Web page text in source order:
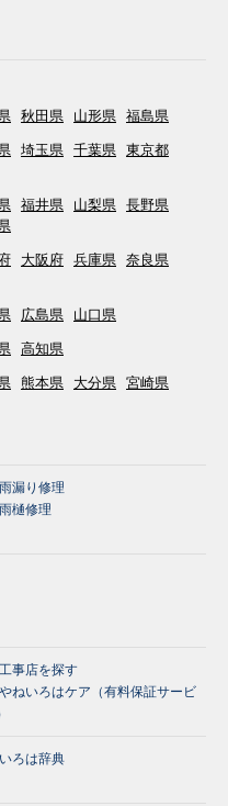
秋田県 山形県 福島県
埼玉県 千葉県 東京都
福井県 山梨県 長野県
大阪府 兵庫県 奈良県
広島県 山口県
高知県
熊本県 大分県 宮崎県
雨漏り修理
雨樋修理
工事店を探す
やねいろはケア（有料保証サービ
いろは辞典